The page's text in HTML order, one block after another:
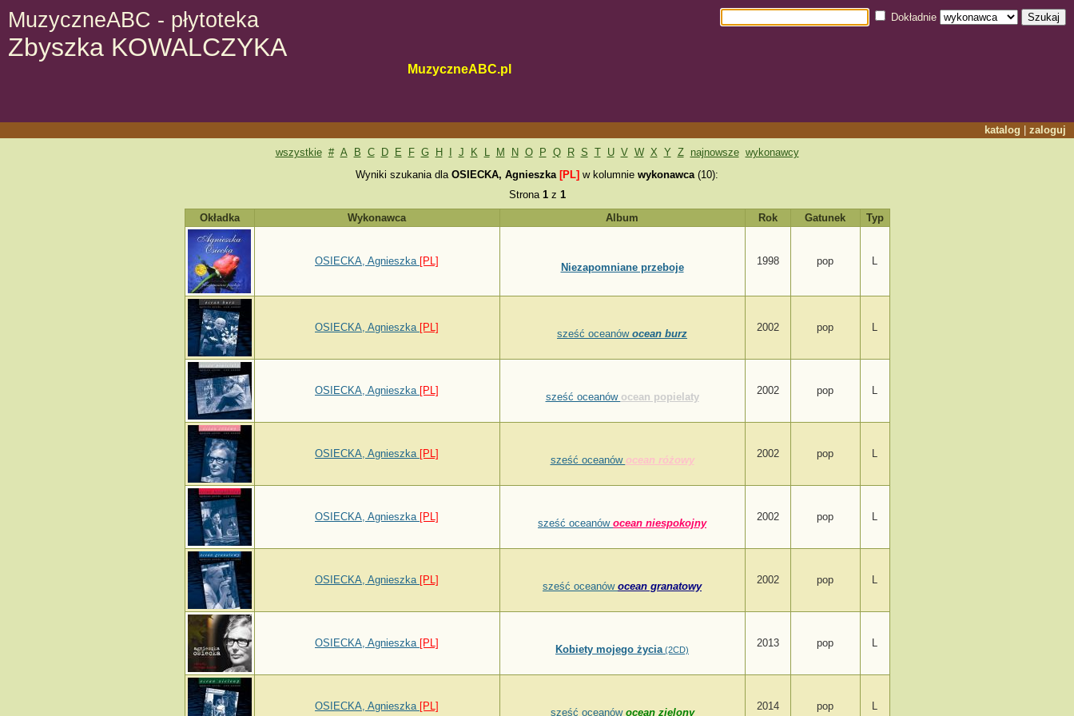
MuzyczneABC - płytoteka
Zbyszka KOWALCZYKA
MuzyczneABC.pl
Dokładnie
katalog
zaloguj
wszystkie # A B C D E F G H J K L M N O P Q R S T U V W X Y Z najnowsze wykonawcy
Wyniki szukania dla OSIECKA, Agnieszka [PL] w kolumnie wykonawca(10):
Strona 1z 1
Okładka
Wykonawca Album Rok Gatunek Typ
OSIECKA, Agnieszka [PL]
Niezapomniane przeboje
1998 pop L
OSIECKA, Agnieszka [PL]
sześć oceanów ocean burz
2002 pop L
OSIECKA, Agnieszka [PL]
sześć oceanów ocean popielaty
2002 pop L
OSIECKA, Agnieszka [PL]
sześć oceanów ocean różowy
2002 pop L
OSIECKA, Agnieszka [PL]
sześć oceanów ocean niespokojny
2002 pop L
OSIECKA, Agnieszka [PL]
sześć oceanów ocean granatowy
2002 pop L
OSIECKA, Agnieszka [PL]
Kobiety mojego życia (2CD)
2013 pop L
OSIECKA, Agnieszka [PL]
sześć oceanów ocean zielony
2014 pop L